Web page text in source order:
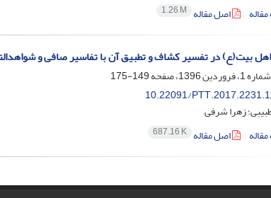
اصل مقاله 1.26 M
بیت(ع) در تفسیر کشاف و تطبیق آن با تفاسیر صافی و
149-175
10.22091/
زهرا شرفی
اصل مقاله 687.16 K